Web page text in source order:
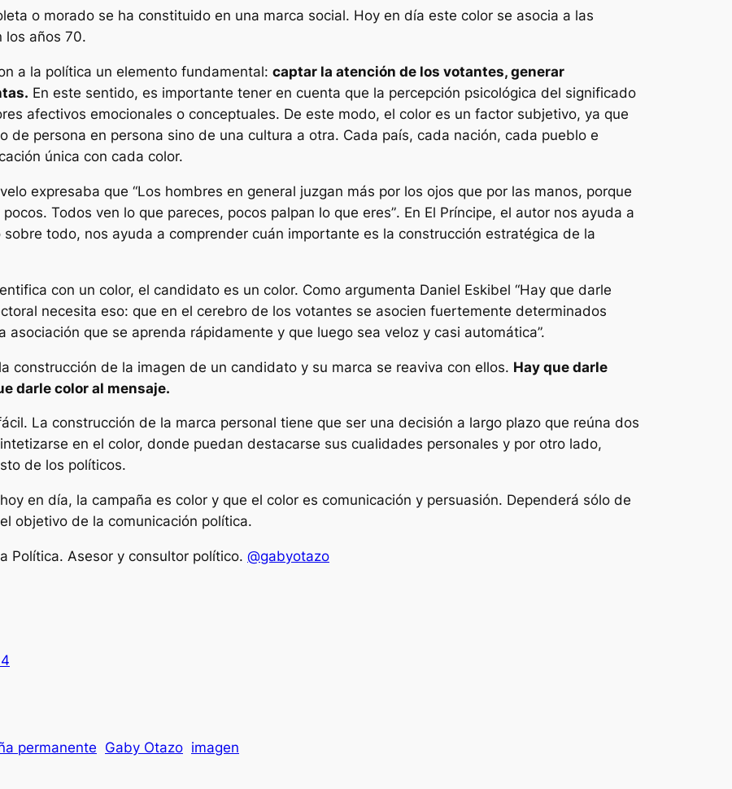
o morado se ha constituido en una marca social. Hoy en día este color se asocia a las
los años 70.
a la política un elemento fundamental: captar la atención de los votantes, generar
En este sentido, es importante tener en cuenta que la percepción psicológica del significado
afectivos emocionales o conceptuales. De este modo, el color es un factor subjetivo, ya que
de persona en persona sino de una cultura a otra. Cada país, cada nación, cada pueblo e
única con cada color.
expresaba que “Los hombres en general juzgan más por los ojos que por las manos, porque
Todos ven lo que pareces, pocos palpan lo que eres”. En El Príncipe, el autor nos ayuda a
todo, nos ayuda a comprender cuán importante es la construcción estratégica de la
con un color, el candidato es un color. Como argumenta Daniel Eskibel “Hay que darle
necesita eso: que en el cerebro de los votantes se asocien fuertemente determinados
que se aprenda rápidamente y que luego sea veloz y casi automática”.
construcción de la imagen de un candidato y su marca se reaviva con ellos. Hay que darle
darle color al mensaje.
La construcción de la marca personal tiene que ser una decisión a largo plazo que reúna dos
en el color, donde puedan destacarse sus cualidades personales y por otro lado,
de los políticos.
en día, la campaña es color y que el color es comunicación y persuasión. Dependerá sólo de
objetivo de la comunicación política.
Política. Asesor y consultor político. @gabyotazo
permanente Gaby Otazo imagen